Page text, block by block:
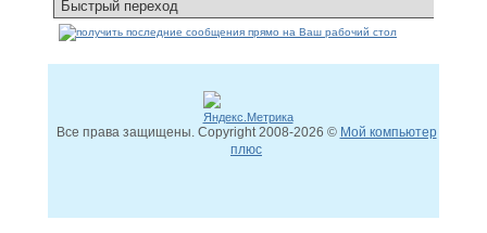
Все права защищены. Copyright2008-2026 © Мой компьютер
плюс